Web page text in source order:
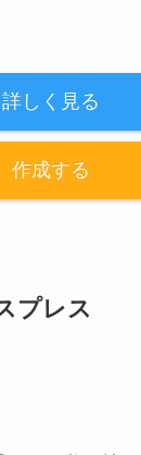
詳しく見る
作成する
プレス